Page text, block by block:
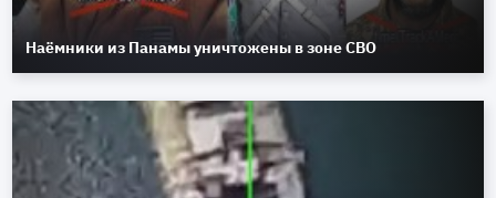
Наёмники из Панамы уничтожены в зоне СВО